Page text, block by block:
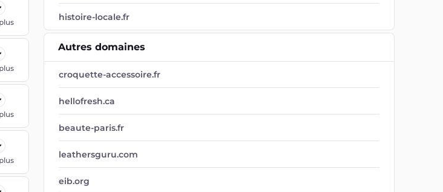
histoire-locale.fr
Autres domaines
croquette-accessoire.fr
hellofresh.ca
beaute-paris.fr
leathersguru.com
eib.org